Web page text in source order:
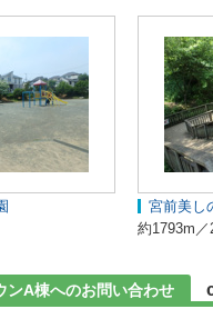
宮前美し
約1793m／
ンA棟へのお問い合わせ